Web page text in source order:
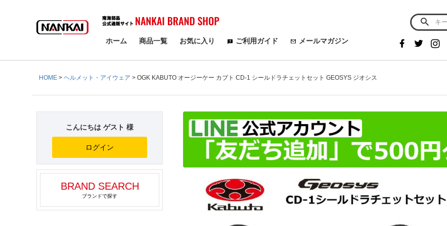
検索
ホーム 商品一覧 お気に入り ご利用ガイド メールマガジン
HOME ヘルメット・アイウェア OGK KABUTO オージーケー カブト CD-1 シールドラチェットセット GEOSYS ジオシス
こんにちは ゲスト 様
ログイン
BRAND SEARCH
ブランドで探す